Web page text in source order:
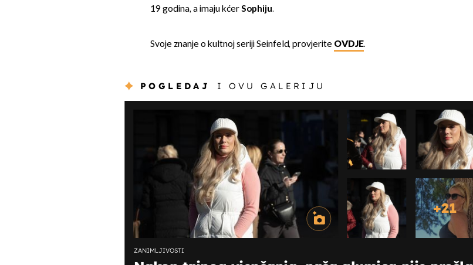
19 godina, a imaju kćerSophiju.
Svoje znanje o kultnoj seriji Seinfeld, provjerite OVDJE.
POGLEDAJ I OVU GALERIJU
+21
ZANIMLJIVOSTI